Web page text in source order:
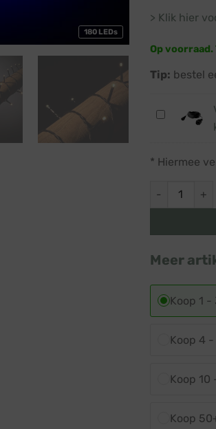
180 LEDs
> Klik hier
Op
Tip: bestel
·
·
* Hiermee
Meer
Koop 1 -
Koop 4
Koop 10
Koop